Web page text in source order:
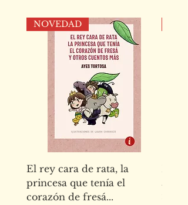
NOVEDAD
El rey cara de rata, la
princesa que tenía el
corazón de fresá...
El